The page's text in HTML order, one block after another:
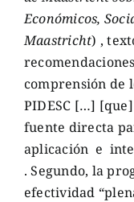
Económicos,
Maastricht) ,
comprensión de
PIDESC […] [que]
fuente directa
aplicación e
. Segundo, la
efectividad